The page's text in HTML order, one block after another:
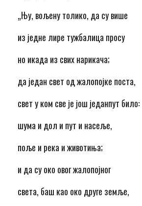
„Њу, вољену толико, да су више
из једне лире тужбалица просу
но икада из свих нарикача;
да један свет од жалопојке поста,
свет у ком све је још једанпут било:
шума и дол и пут и насеље,
поље и река и животиња;
и да су око овог жалопојног
света, баш као око друге земље,